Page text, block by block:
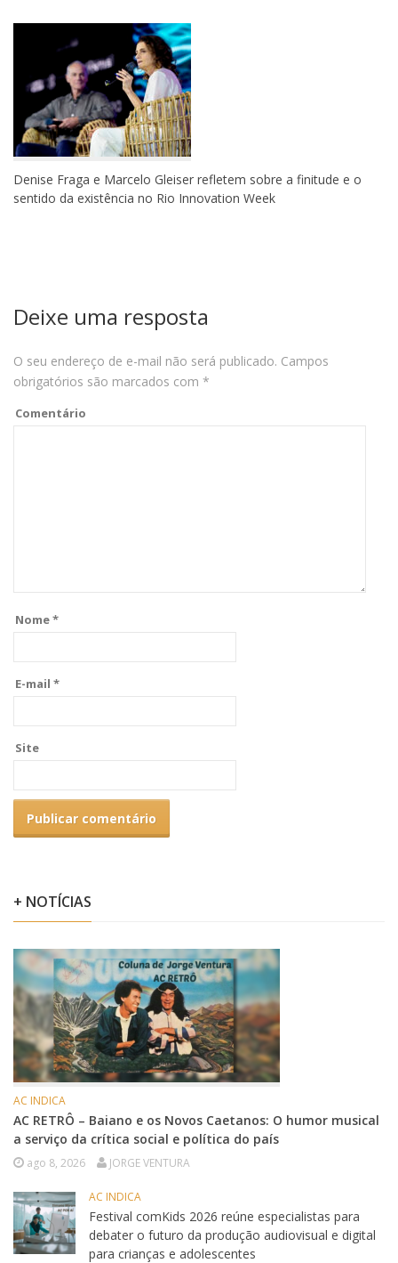
Denise Fraga e Marcelo Gleiser refletem sobre a finitude e o
sentido da existência no Rio Innovation Week
Deixe uma resposta
O seu endereço de e-mail não será publicado. Campos
obrigatórios são marcados com *
Comentário
Nome*
E-mail *
Site
+ NOTÍCIAS
AC INDICA
AC RETRÔ – Baiano e os Novos Caetanos: O humor musical
a serviço da crítica social e política do país
ago 8, 2026 JORGE VENTURA
AC INDICA
Festival comKids 2026 reúne especialistas para
debater o futuro da produção audiovisual e digital
para crianças e adolescentes